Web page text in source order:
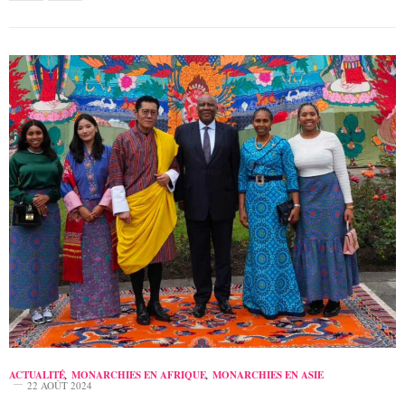
ACTUALITÉ, MONARCHIES EN AFRIQUE, MONARCHIES EN ASIE
22 AOÛT 2024